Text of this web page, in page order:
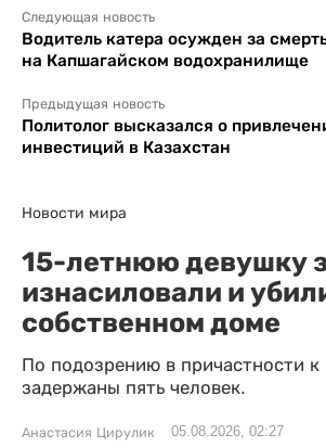
Следующая новость
Водитель катера осужден за
на Капшагайском водохранилище
Предыдущая новость
Политолог высказался о
инвестиций в Казахстан
Новости мира
15-летнюю девушку
изнасиловали и
собственном доме
По подозрению в причастности
задержаны пять человек.
Анастасия Цирулик 05.08.2026, 02:27